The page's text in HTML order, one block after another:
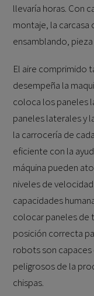
llevaría horas. Con
montaje, la carcasa
ensamblando, pieza
El aire comprimido
desempeña la
coloca los paneles
paneles laterales y
la carrocería de
eficiente con la
máquina pueden
niveles de
capacidades
colocar paneles de
posición correcta
robots son
peligrosos de la
chispas.